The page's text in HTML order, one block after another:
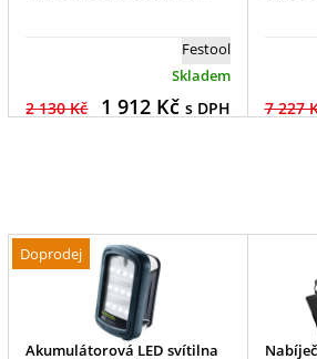
Festool
Skladem
2 130 Kč 1 912Kč s DPH 7 227
Doprodej
Akumulátorová LED svítilna